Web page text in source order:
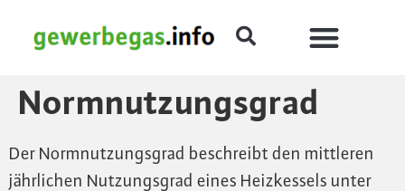
Normnutzungsgrad
Der Normnutzungsgrad beschreibt den mittleren
jährlichen Nutzungsgrad eines Heizkessels unter